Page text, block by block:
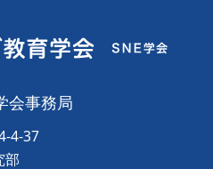
会事務局
4-37
部